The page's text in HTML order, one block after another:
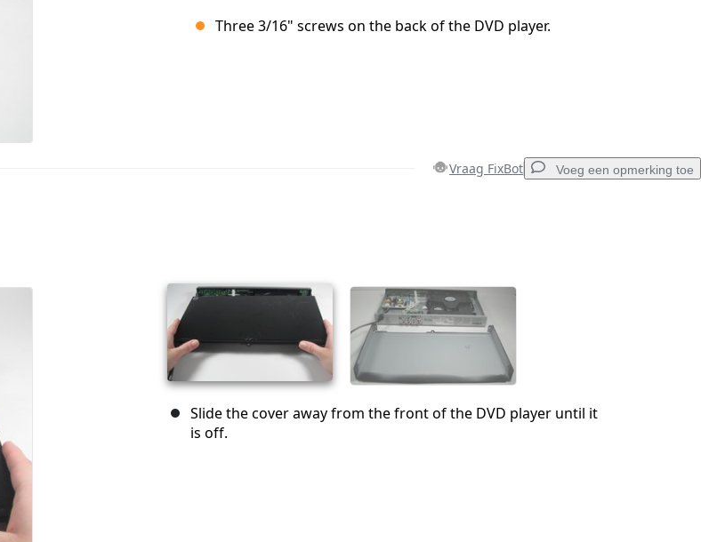
Three 3/16" screws on the back of the DVD player.
Vraag FixBot Voeg een opmerking toe
Annuleren
Slide the cover away from the front of the DVD player until it
is off.